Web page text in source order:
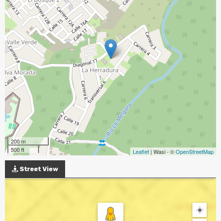
200 m
500 ft
Leaflet | Wasi - ©OpenStreetMap
Street View